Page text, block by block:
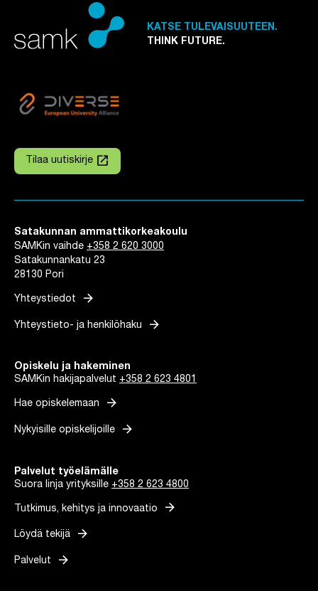
KATSE TULEVAISUUTEEN.
THINK FUTURE.
Tilaa uutiskirje
Linkki avautuu uuteen välilehteen
launch
Satakunnan ammattikorkeakoulu
SAMKin vaihde +358 2 620 3000
Satakunnankatu 23
28130 Pori
Yhteystiedot arrow_forward
Yhteystieto- ja henkilöhaku arrow_forward
Opiskelu ja hakeminen
SAMKin hakijapalvelut +358 2 623 4801
Hae opiskelemaan arrow_forward
Nykyisille opiskelijoille arrow_forward
Palvelut työelämälle
Suora linja yrityksille +358 2 623 4800
Tutkimus, kehitys ja innovaatio arrow_forward
Löydä tekijä arrow_forward
Palvelut arrow_forward